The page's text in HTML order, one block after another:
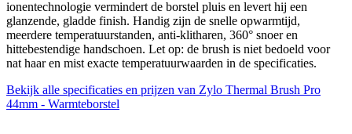
ionentechnologie vermindert de borstel pluis en levert hij een
glanzende, gladde finish. Handig zijn de snelle opwarmtijd,
meerdere temperatuurstanden, anti-klitharen, 360° snoer en
hittebestendige handschoen. Let op: de brush is niet bedoeld voor
nat haar en mist exacte temperatuurwaarden in de specificaties.
Bekijk alle specificaties en prijzen van Zylo Thermal Brush Pro
44mm - Warmteborstel